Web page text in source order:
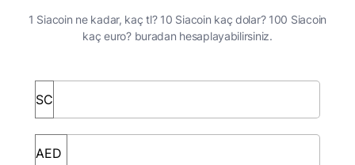
1 Siacoin ne kadar, kaç tl? 10 Siacoin kaç dolar? 100 Siacoin
kaç euro? buradan hesaplayabilirsiniz.